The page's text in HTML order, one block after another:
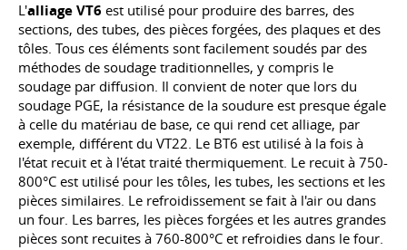
L'alliage VT6 est utilisé pour produire des barres, des
sections, des tubes, des pièces forgées, des plaques et des
tôles. Tous ces éléments sont facilement soudés par des
méthodes de soudage traditionnelles, y compris le
soudage par diffusion. Il convient de noter que lors du
soudage PGE, la résistance de la soudure est presque égale
à celle du matériau de base, ce qui rend cet alliage, par
exemple, différent du VT22. Le BT6 est utilisé à la fois à
l'état recuit et à l'état traité thermiquement. Le recuit à 750-
800°C est utilisé pour les tôles, les tubes, les sections et les
pièces similaires. Le refroidissement se fait à l'air ou dans
un four. Les barres, les pièces forgées et les autres grandes
pièces sont recuites à 760-800°C et refroidies dans le four.